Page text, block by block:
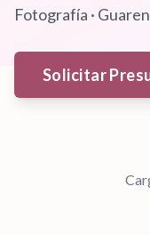
Fotografía ·
Solicitar